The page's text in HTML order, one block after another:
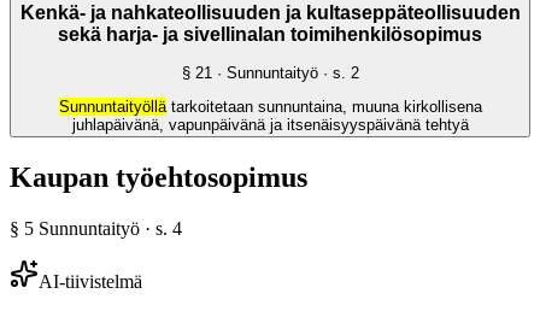
Kenkä- ja nahkateollisuuden ja kultaseppäteollisuuden
sekä harja- ja sivellinalan toimihenkilösopimus
§ 21· Sunnuntaityö· s. 2
Sunnuntaityöllätarkoitetaan sunnuntaina, muuna kirkollisena
juhlapäivänä, vapunpäivänä ja itsenäisyyspäivänä tehtyä
Kaupan työehtosopimus
§ 5 Sunnuntaityö · s. 4
AI-tiivistelmä